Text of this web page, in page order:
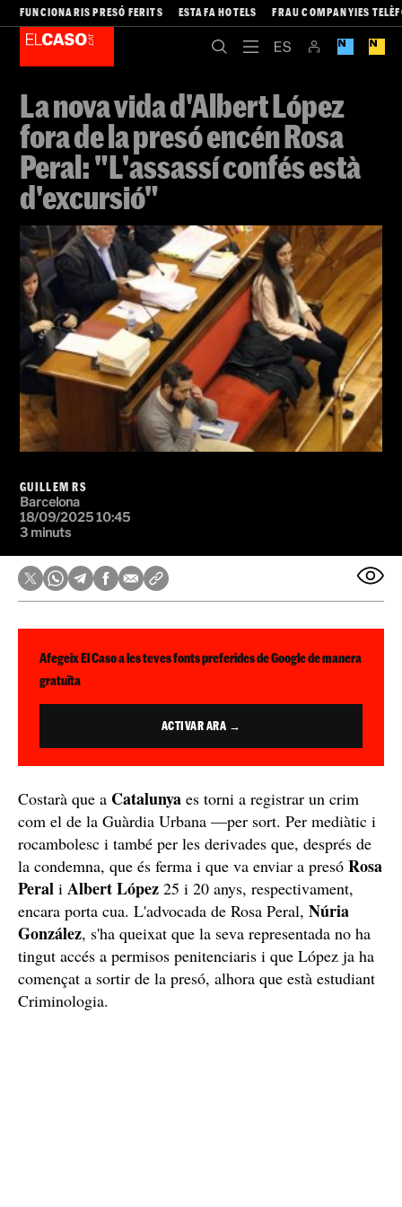
FUNCIONARIS PRESÓ FERITS ESTAFA HOTELS FRAU COMPANYIES
La nova vida d'Albert López
fora de la presó encén Rosa
Peral: "L'assassí confés està
d'excursió"
GUILLEM RS
Barcelona
18/09/2025 10:45
3 minuts
Afegeix El Caso a les teves fonts preferides de Google de manera
gratuïta
ACTIVAR ARA →
Costarà que a Catalunya es torni a registrar un crim
com el de la Guàrdia Urbana —per sort. Per mediàtic i
rocambolesc i també per les derivades que, després de
la condemna, que és ferma i que va enviar a presó Rosa
Peral i AlbertLópez 25 i 20 anys, respectivament,
encara porta cua. L'advocada de Rosa Peral, Núria
González, s'ha queixat que la seva representada no ha
tingut accés a permisos penitenciaris i que López ja ha
començat a sortir de la presó, alhora que està estudiant
Criminologia.